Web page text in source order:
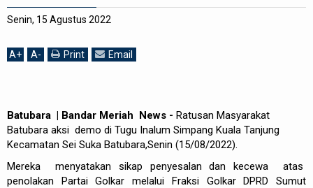
Senin, 15 Agustus 2022
A+ A- Print Email
Batubara | Bandar Meriah News - Ratusan Masyarakat
Batubara aksi demo di Tugu Inalum Simpang Kuala Tanjung
Kecamatan Sei Suka Batubara,Senin (15/08/2022).
Mereka menyatakan sikap penyesalan dan kecewa atas
penolakan Partai Golkar melalui Fraksi Golkar DPRD Sumut